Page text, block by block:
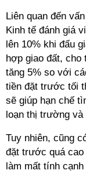
Liên quan đến
Kinh tế đánh giá
lên 10% khi đấu
hợp giao đất, cho
tăng 5% so với
tiền đặt trước tối
sẽ giúp hạn chế
loạn thị trường
Tuy nhiên, cũng
đặt trước quá cao
làm mất tính